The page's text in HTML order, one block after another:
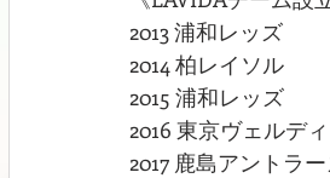
2013 浦和レッズ
2014 柏レイソル
2015 浦和レッズ
2016 東京ヴェルディ
2017 鹿島アントラ